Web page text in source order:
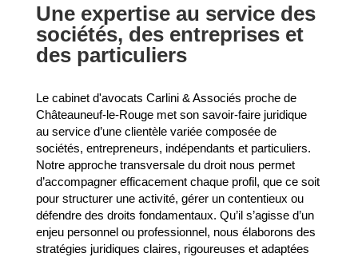
Une expertise au service des
sociétés, des entreprises et
des particuliers
Le cabinet d'avocats Carlini & Associés proche de
Châteauneuf-le-Rouge met son savoir-faire juridique
au service d’une clientèle variée composée de
sociétés, entrepreneurs, indépendants et particuliers.
Notre approche transversale du droit nous permet
d’accompagner efficacement chaque profil, que ce soit
pour structurer une activité, gérer un contentieux ou
défendre des droits fondamentaux. Qu’il s’agisse d’un
enjeu personnel ou professionnel, nous élaborons des
stratégies juridiques claires, rigoureuses et adaptées